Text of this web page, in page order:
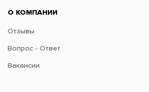
О КОМПАНИИ
Отзывы
Вопрос - Ответ
Вакансии